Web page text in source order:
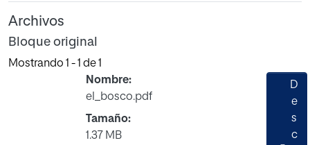
Archivos
Bloque original
Mostrando 1 - 1 de 1
Nombre:
el_bosco.pdf
Tamaño:
1.37 MB
D
e
s
c